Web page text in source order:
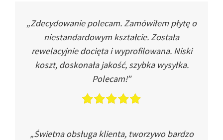
„Zdecydowanie polecam. Zamówiłem płytę o
niestandardowym kształcie. Została
rewelacyjnie docięta i wyprofilowana. Niski
koszt, doskonała jakość, szybka wysyłka.
Polecam!”
„Świetna obsługa klienta, tworzywo bardzo